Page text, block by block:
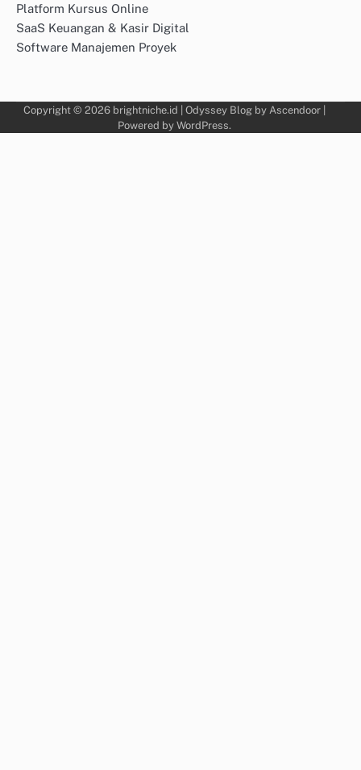
Platform Kursus Online
SaaS Keuangan & Kasir Digital
Software Manajemen Proyek
Copyright © 2026 brightniche.id | Odyssey Blog by Ascendoor|
Powered by WordPress.